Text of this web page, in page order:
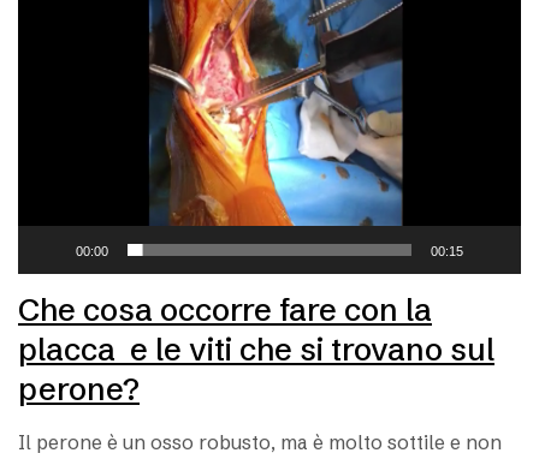
00:00 00:15
Che cosa occorre fare con la
placca e le viti che si trovano sul
perone?
Il perone è un osso robusto, ma è molto sottile e non